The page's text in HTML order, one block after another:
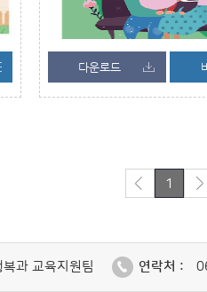
다운로드
1
과 교육지원팀 연락처 :